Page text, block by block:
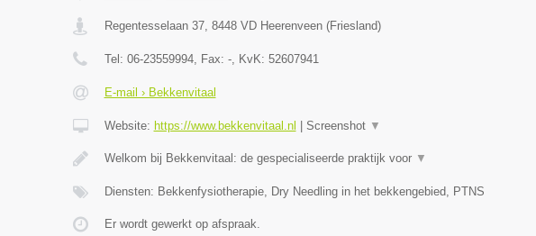
Regentesselaan 37, 8448 VD Heerenveen(Friesland)
Tel: 06-23559994, Fax: -, KvK: 52607941
E-mail › Bekkenvitaal
Website: https://www.bekkenvitaal.nl Screenshot ▼
Welkom bij Bekkenvitaal: de gespecialiseerde praktijk voor ▼
Diensten: Bekkenfysiotherapie, Dry Needling in het bekkengebied, PTNS
Er wordt gewerkt op afspraak.